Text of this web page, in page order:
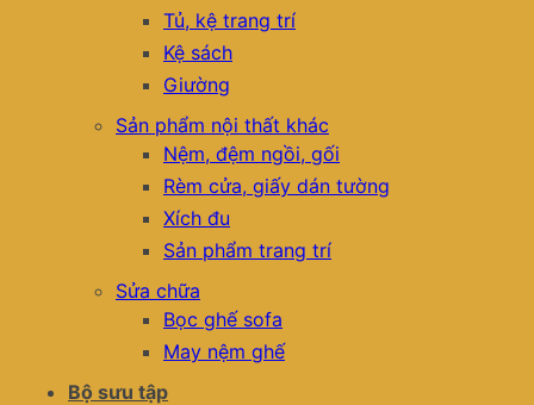
Tủ, kệ trang trí
Kệ sách
Giường
Sản phẩm nội thất khác
Nệm, đệm ngồi, gối
Rèm cửa, giấy dán tường
Xích đu
Sản phẩm trang trí
Sửa chữa
Bọc ghế sofa
May nệm ghế
Bộ sưu tập